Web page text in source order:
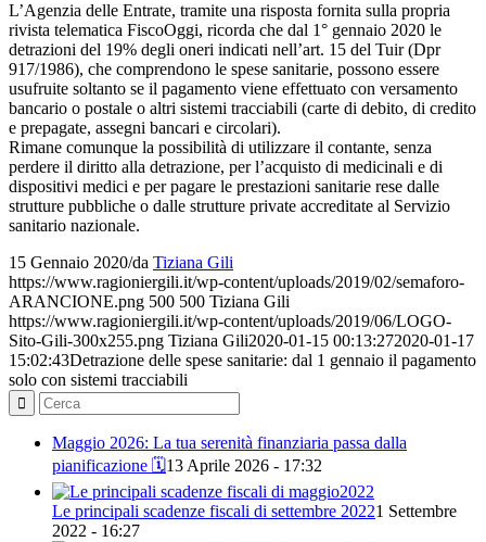
L’Agenzia delle Entrate, tramite una risposta fornita sulla propria
rivista telematica FiscoOggi, ricorda che dal 1° gennaio 2020 le
detrazioni del 19% degli oneri indicati nell’art. 15 del Tuir (Dpr
917/1986), che comprendono le spese sanitarie, possono essere
usufruite soltanto se il pagamento viene effettuato con versamento
bancario o postale o altri sistemi tracciabili (carte di debito, di credito
e prepagate, assegni bancari e circolari).
Rimane comunque la possibilità di utilizzare il contante, senza
perdere il diritto alla detrazione, per l’acquisto di medicinali e di
dispositivi medici e per pagare le prestazioni sanitarie rese dalle
strutture pubbliche o dalle strutture private accreditate al Servizio
sanitario nazionale.
15 Gennaio 2020/da Tiziana Gili
https://www.ragioniergili.it/wp-content/uploads/2019/02/semaforo-
ARANCIONE.png 500 500 Tiziana Gili
https://www.ragioniergili.it/wp-content/uploads/2019/06/LOGO-
Sito-Gili-300x255.png Tiziana Gili2020-01-15 00:13:272020-01-17
15:02:43Detrazione delle spese sanitarie: dal 1 gennaio il pagamento
solo con sistemi tracciabili
Maggio 2026: La tua serenità finanziaria passa dalla
pianificazione 🗓️13 Aprile 2026 - 17:32
Le principali scadenze fiscali di settembre 20221 Settembre
2022 - 16:27